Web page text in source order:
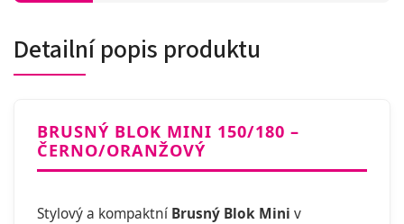
Detailní popis produktu
BRUSNÝ BLOK MINI 150/180 –
ČERNO/ORANŽOVÝ
Stylový a kompaktní Brusný Blok Mini v